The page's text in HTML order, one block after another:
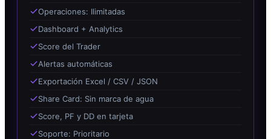
Operaciones: Ilimitadas
Dashboard + Analytics
Score del Trader
Alertas automáticas
Exportación Excel / CSV / JSON
Share Card: Sin marca de agua
Score, PF y DD en tarjeta
Soporte: Prioritario